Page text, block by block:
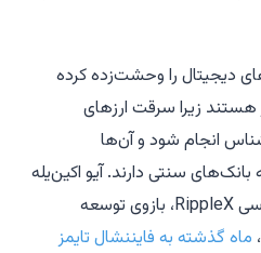
دیجیتال را وحشت‌زده کرده
زیرا سرقت ارزهای
انجام شود و آن‌ها
سنتی دارند. آیو اکین‌یله
(Ayo Akinyele)، رئیس مهندسی RippleX، بازوی توسعه
ماه گذشته به فایننشال تایمز